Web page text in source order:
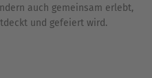
auch gemeinsam erlebt,
und gefeiert wird.